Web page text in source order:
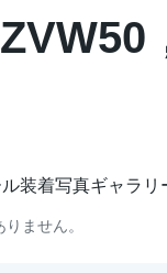
装着写真ギャラリ
ません。